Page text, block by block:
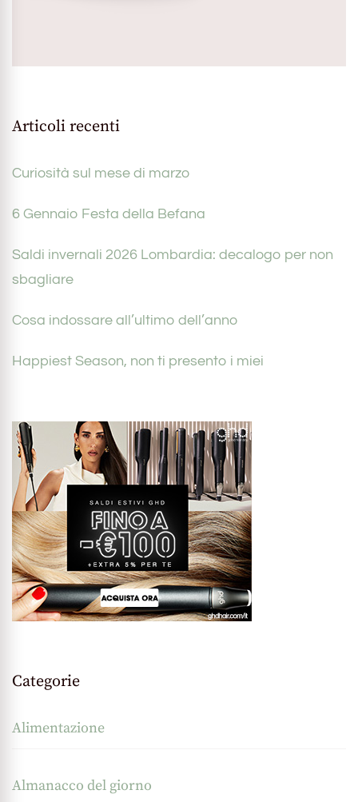
Articoli recenti
Curiosità sul mese di marzo
6 Gennaio Festa della Befana
Saldi invernali 2026 Lombardia: decalogo per non
sbagliare
Cosa indossare all’ultimo dell’anno
Happiest Season, non ti presento i miei
Categorie
Alimentazione
Almanacco del giorno